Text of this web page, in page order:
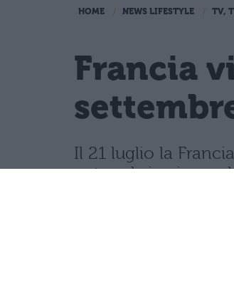
HOME NEWS LIFESTYLE TV,
Francia
Il 21 luglio la
network, in vigore